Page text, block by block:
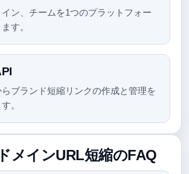
イン、チームを1つのプラットフォー
す。
ブランド短縮リンクの作成と管理を
。
メインURL短縮のFAQ